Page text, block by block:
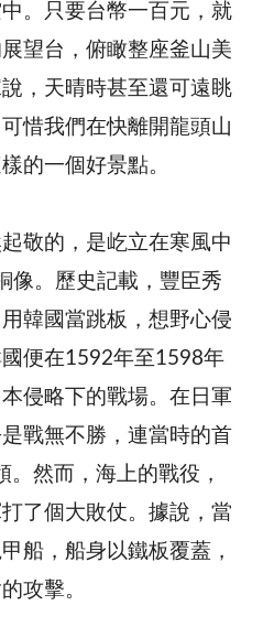
。只要台幣一百元，就
望台，俯瞰整座釜山美
，天晴時甚至還可遠眺
惜我們在快離開龍頭山
的一個好景點。
敬的，是屹立在寒風中
像。歷史記載，豐臣秀
韓國當跳板，想野心侵
便在1592年至1598年
侵略下的戰場。在日軍
戰無不勝，連當時的首
然而，海上的戰役，
了個大敗仗。據說，當
船，船身以鐵板覆蓋，
攻擊。